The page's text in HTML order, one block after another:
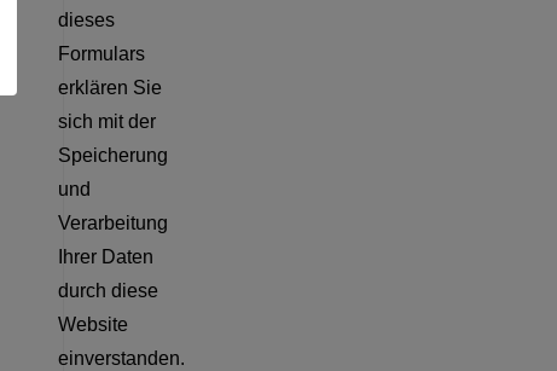
dieses
Formulars
erklären Sie
sich mit der
Speicherung
und
Verarbeitung
Ihrer Daten
durch diese
Website
einverstanden.